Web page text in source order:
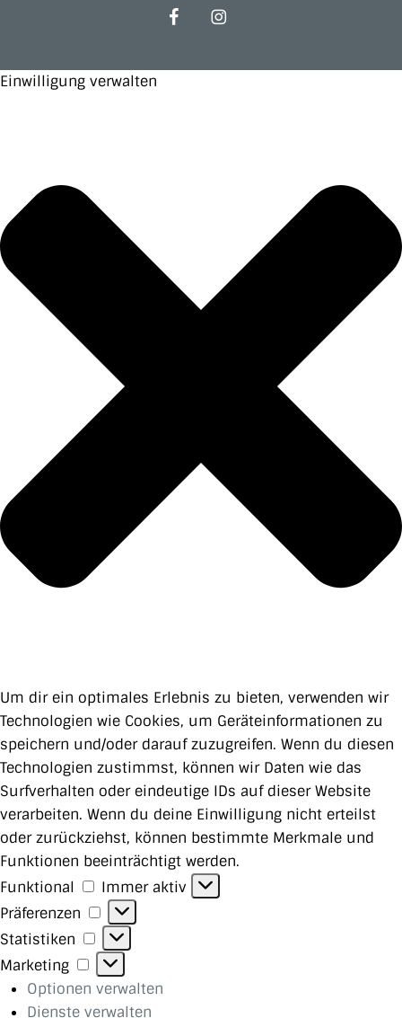
facebookinstagram
Einwilligung verwalten
Um dir ein optimales Erlebnis zu bieten, verwenden wir
Technologien wie Cookies, um Geräteinformationen zu
speichern und/oder darauf zuzugreifen. Wenn du diesen
Technologien zustimmst, können wir Daten wie das
Surfverhalten oder eindeutige IDs auf dieser Website
verarbeiten. Wenn du deine Einwilligung nicht erteilst
oder zurückziehst, können bestimmte Merkmale und
Funktionen beeinträchtigt werden.
Funktional
Funktional
Immer aktiv
Präferenzen
Präferenzen
Statistiken
Statistiken
Marketing
Marketing
Optionen verwalten
Dienste verwalten